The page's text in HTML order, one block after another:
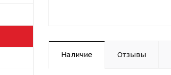
Наличие Отзывы